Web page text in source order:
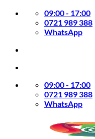
Skip
09:00 - 17:00
0721 989 388
WhatsApp
09:00 - 17:00
0721 989 388
WhatsApp